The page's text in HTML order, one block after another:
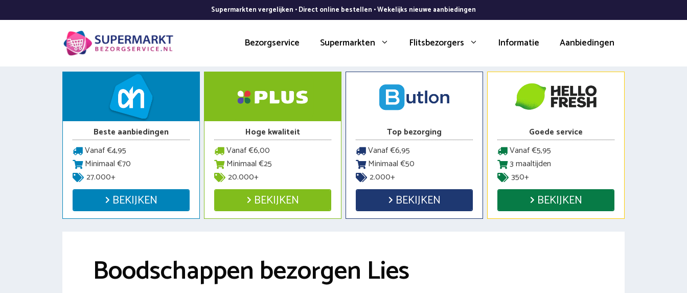
naar
Supermarkten vergelijken • Direct online bestellen • Wekelijks nieuwe aanbiedingen
Bezorgservice Supermarkten Flitsbezorgers Informatie Aanbiedingen
Beste aanbiedingen
Vanaf €4,95
Minimaal €70
27.000+
BEKIJKEN
Hoge kwaliteit
Vanaf €6,00
Minimaal €25
20.000+
BEKIJKEN
Top bezorging
Vanaf €6,95
Minimaal €50
2.000+
BEKIJKEN
Goede service
Vanaf €5,95
3 maaltijden
350+
BEKIJKEN
Boodschappen bezorgen Lies